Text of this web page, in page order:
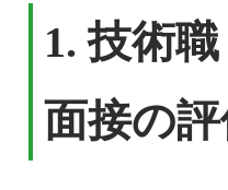
1. 技術
面接の